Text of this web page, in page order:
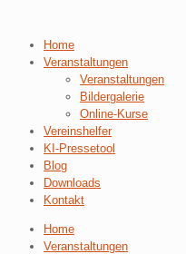
Home
Veranstaltungen
Veranstaltungen
Bildergalerie
Online-Kurse
Vereinshelfer
KI-Pressetool
Blog
Downloads
Kontakt
Home
Veranstaltungen